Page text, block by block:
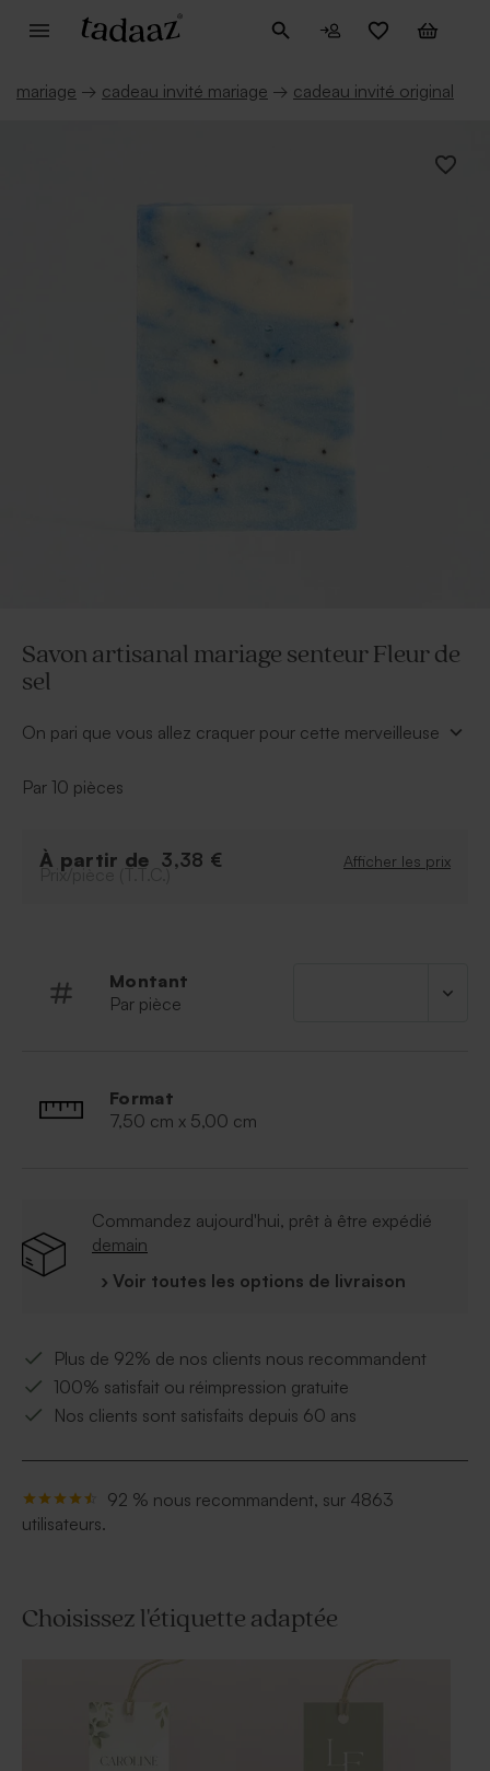
mariage → cadeau invité mariage → cadeau invité original
Savon artisanal mariage senteur Fleur de
sel
On pari que vous allez craquer pour cette merveilleuse
de sel personnalisé sera le cadeau idéal.
parfaitement sa place dans leur intérieur. Original et
utile, c'est le cadeau invité parfait !
vendues avec une cordelette de 50cm pour
être nouer au savon.
personnalisé vos savons.
Composition: Palmate de sodium, Aqua,
palmiste de sodium, glycérine, parfum, sorbitol,
glutamate tétrasodique, Ricinus Communis,
Durée de péremption : 36 mois
Poids : 45 g
Par 10 pièces
À partir de 3,38 € Afficher les prix
Prix/pièce (T.T.C.)
Montant
Par pièce
Format
7,50 cm x 5,00 cm
Commandez aujourd'hui, prêt à être expédié
demain
› Voir toutes les options de livraison
Plus de 92% de nos clients nous recommandent
100% satisfait ou réimpression gratuite
Nos clients sont satisfaits depuis 60 ans
92 % nous recommandent, sur 4863
utilisateurs.
Choisissez l'étiquette adaptée